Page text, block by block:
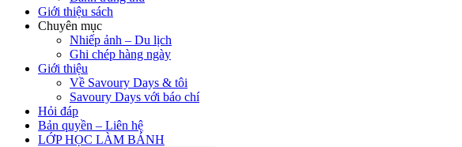
Giới thiệu sách
Chuyên mục
Nhiếp ảnh – Du lịch
Ghi chép hàng ngày
Giới thiệu
Về Savoury Days & tôi
Savoury Days với báo chí
Hỏi đáp
Bản quyền – Liên hệ
LỚP HỌC LÀM BÁNH